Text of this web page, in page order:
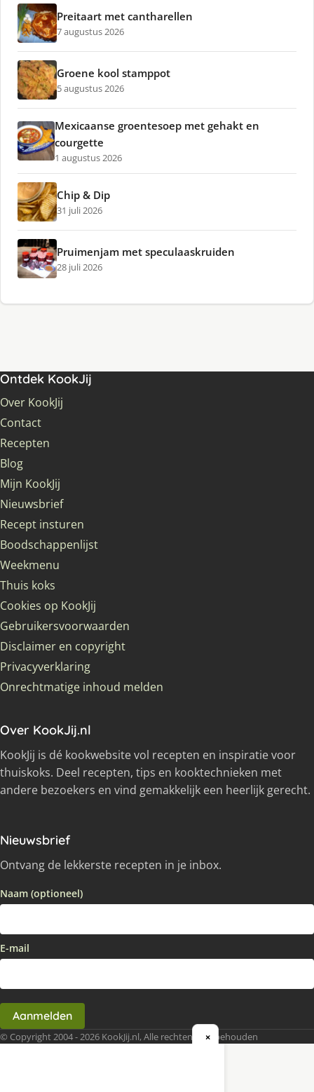
Preitaart met cantharellen
7 augustus 2026
Groene kool stamppot
5 augustus 2026
Mexicaanse groentesoep met gehakt en
courgette
1 augustus 2026
Chip & Dip
31 juli 2026
Pruimenjam met speculaaskruiden
28 juli 2026
Ontdek KookJij
Over KookJij
Contact
Recepten
Blog
Mijn KookJij
Nieuwsbrief
Recept insturen
Boodschappenlijst
Weekmenu
Thuis koks
Cookies op KookJij
Gebruikersvoorwaarden
Disclaimer en copyright
Privacyverklaring
Onrechtmatige inhoud melden
Over KookJij.nl
KookJij is dé kookwebsite vol recepten en inspiratie voor
thuiskoks. Deel recepten, tips en kooktechnieken met
andere bezoekers en vind gemakkelijk een heerlijk gerecht.
Nieuwsbrief
Ontvang de lekkerste recepten in je inbox.
Naam (optioneel)
E-mail
Aanmelden
© Copyright 2004 - 2026 KookJij.nl, Alle rechten voorbehouden
×